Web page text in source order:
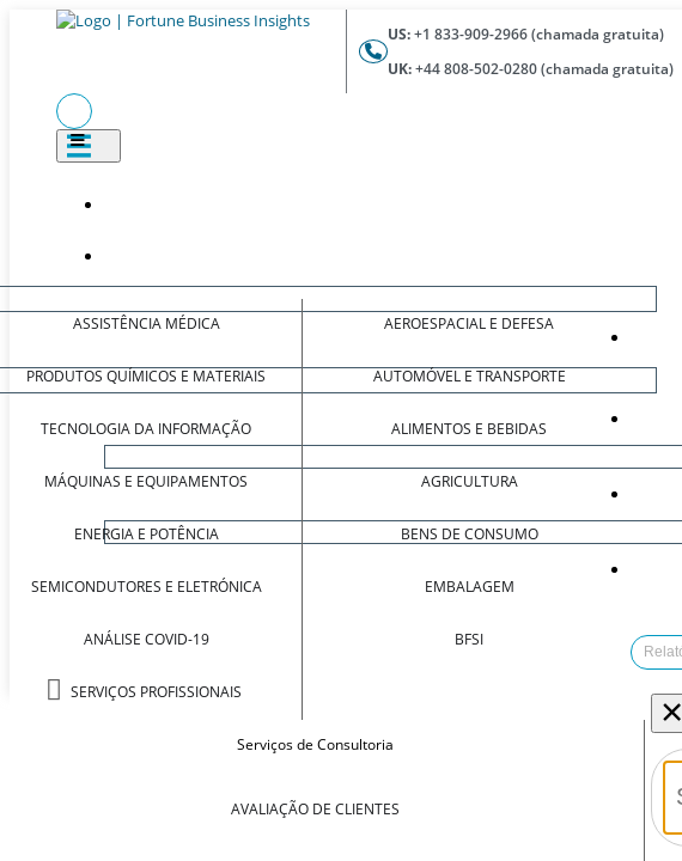
US:+1 833-909-2966 (chamada gratuita)
UK:+44 808-502-0280 (chamada gratuita)
ASSISTÊNCIA MÉDICA
PRODUTOS QUÍMICOS E MATERIAIS
TECNOLOGIA DA INFORMAÇÃO
MÁQUINAS E EQUIPAMENTOS
ENERGIA E POTÊNCIA
SEMICONDUTORES E ELETRÓNICA
ANÁLISE COVID-19
SERVIÇOS PROFISSIONAIS
AEROESPACIAL E DEFESA
AUTOMÓVEL E TRANSPORTE
ALIMENTOS E BEBIDAS
AGRICULTURA
BENS DE CONSUMO
EMBALAGEM
BFSI
Serviços de Consultoria
AVALIAÇÃO DE CLIENTES
×